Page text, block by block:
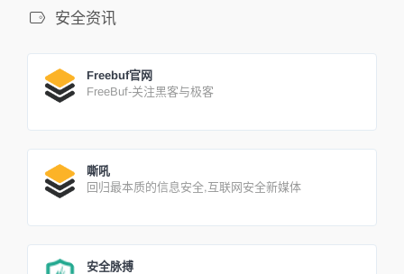
安全资讯
Freebuf官网
FreeBuf-关注黑客与极客
嘶吼
回归最本质的信息安全,互联网安全新媒体
安全脉搏